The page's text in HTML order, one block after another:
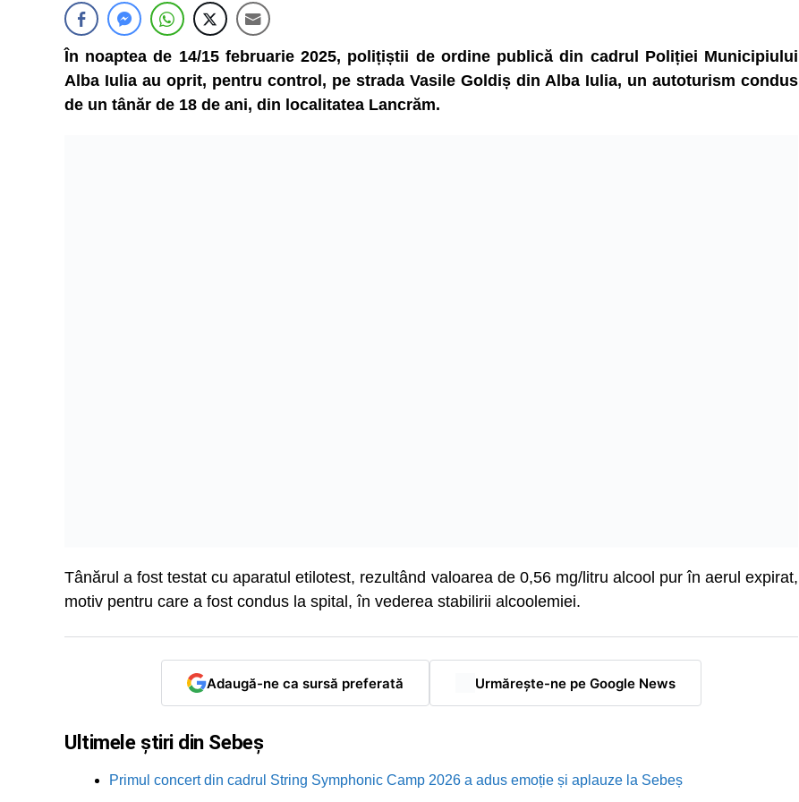
În noaptea de 14/15 februarie 2025, polițiștii de ordine publică din cadrul Poliției Municipiului
Alba Iulia au oprit, pentru control, pe strada Vasile Goldiș din Alba Iulia, un autoturism condus
de un tânăr de 18 de ani, din localitatea Lancrăm.
Tânărul a fost testat cu aparatul etilotest, rezultând valoarea de 0,56 mg/litru alcool pur în aerul expirat,
motiv pentru care a fost condus la spital, în vederea stabilirii alcoolemiei.
Adaugă-ne ca sursă preferată Urmărește-ne pe Google News
Ultimele știri din Sebeș
Primul concert din cadrul String Symphonic Camp 2026 a adus emoție și aplauze la Sebeș